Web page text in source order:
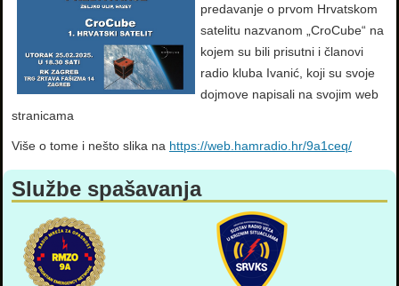
predavanje o prvom Hrvatskom
satelitu nazvanom „CroCube“ na
kojem su bili prisutni i članovi
radio kluba Ivanić, koji su svoje
dojmove napisali na svojim web
stranicama
Više o tome i nešto slika na https://web.hamradio.hr/9a1ceq/
Službe spašavanja